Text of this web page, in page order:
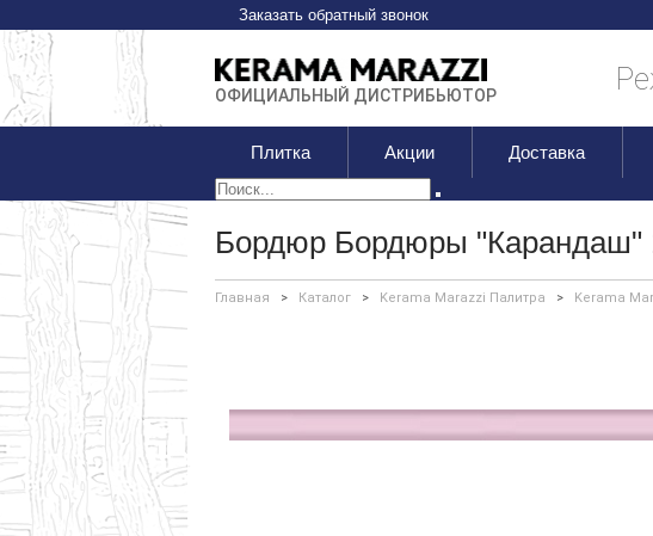
Заказать обратный звонок
ОФИЦИАЛЬНЫЙ ДИСТРИБЬЮТОР
Плитка Акции Доставка
Бордюр Бордюры "Карандаш"
Главная > Каталог > Kerama Marazzi Палитра > Kerama